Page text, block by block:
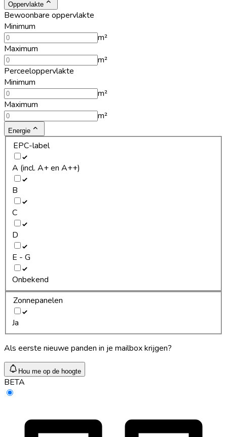
Oppervlakte
Bewoonbare oppervlakte
Minimum
m²
Maximum
m²
Perceeloppervlakte
Minimum
m²
Maximum
m²
Energie
EPC-label
A (incl. A+ en A++)
B
C
D
E - G
Onbekend
Zonnepanelen
Ja
Als eerste nieuwe panden in je mailbox krijgen?
Hou me op de hoogte
BETA